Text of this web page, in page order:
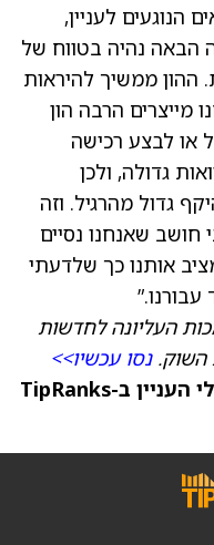
הנוגעים לעניין,
הבאה נהיה בטווח של
ההון ממשיך להיראות
מייצרים הרבה הון
או לבצע רכישה
גדולה, ולכן
גדול מהרגיל. וזה
חושב שאנחנו נסיים
אותנו כך שלדעתי
העליונה לחדשות
השוק.נסו עכשיו>>
ראו את המניות החמות של בעלי העניין ב-TipRanks